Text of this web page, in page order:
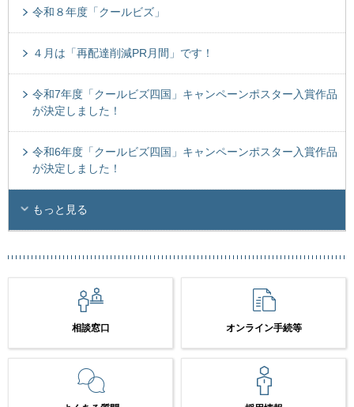
令和８年度「クールビズ」
４月は「再配達削減PR月間」です！
令和7年度「クールビズ四国」キャンペーンポスター入賞作品
が決定しました！
令和6年度「クールビズ四国」キャンペーンポスター入賞作品
が決定しました！
もっと見る
相談窓口 オンライン手続等